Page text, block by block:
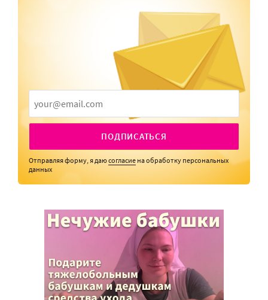
ПОДПИСАТЬСЯ
Отправляя форму, я даюсогласие на обработку персональных
данных